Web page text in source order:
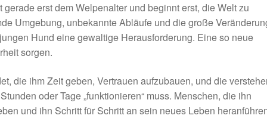
erst dem Welpenalter und beginnt erst, die Welt zu
Umgebung, unbekannte Abläufe und die große
Hund eine gewaltige Herausforderung. Eine so neue
sorgen.
die ihm Zeit geben, Vertrauen aufzubauen, und die
oder Tage „funktionieren“ muss. Menschen, die ihn
und ihn Schritt für Schritt an sein neues Leben